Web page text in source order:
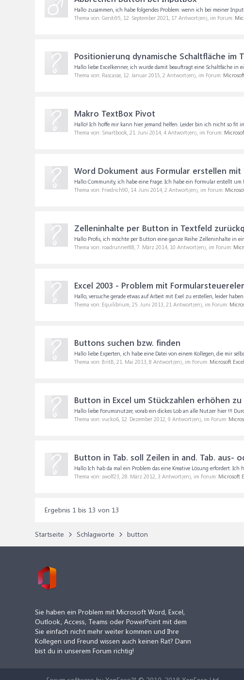
Hallo zusammen, ich habe folgendes Problem: wenn ich bei meiner
Thema von: Gersti95, 12. September 2021, 17 Antwort(en), im Forum:
Positionierung dynamische Schaltfläche im
Hallo liebe Excelkenner, ich wurde damit beauftragt eine Schaltfäche in
Thema von: Rascasse, 12. Januar 2015, 2 Antwort(en), im Forum:
Makro TextBox Pivot
Hallo! Ich hoffe mir kann hier jemand helfen. Leider bin ich nicht so fit
Thema von: Smartbook, 21. Juni 2014, 4 Antwort(en), im Forum:
Word Dokument aus Formular erstellen mit
Hallo Community, ich habe eine Frage. Ich habe ein Formular erstellt
Thema von: Friedrich90, 14. Juni 2014, 2 Antwort(en), im Forum:
Zelleninhalte per Button in Textfeld
Hallo Profis, ich möchte per Button eine ganze Reihe Zelleninhalte in
Thema von: roadrunner88, 7. März 2014, 10 Antwort(en), im Forum:
Excel 2003 - Problem mit
Hallo, versuche gerade etwas auf Arbeit mit Exel zu erstellen, leider
Thema von: Equilibrium, 25. Juni 2013, 21 Antwort(en), im Forum:
Buttons suchen bzw. finden
Hallo liebe Experten, ich habe eine Datei von einem Kollegen, die mir
Thema von: BritB, 21. Mai 2013, 8 Antwort(en), im Forum: Microsoft
Button in Excel um Stückzahlen erhöhen
Hallo liebe Forumsnutzer, vorab ein dickes Lob an alle Nutzer hier !!!
Thema von: vucko6, 12. Dezember 2012, 9 Antwort(en), im Forum:
Button in Tab. soll Zeilen in and. Tab. aus-
Hallo Ich hab da mal ein Problem das eine Kreative Lösung erfordert. Ich
Thema von: swolf23, 28. März 2012, 3 Antwort(en), im Forum: Microsoft
Ergebnis 1 bis 13 von 13
Startseite Schlagworte button
Sie haben ein Problem mit Microsoft Word, Excel,
Outlook, Access, Teams oder PowerPoint mit dem
Sie einfach nicht mehr weiter kommen und Ihre
Kollegen und Freund wissen auch keinen Rat? Dann
bist du in unserem Forum richtig!